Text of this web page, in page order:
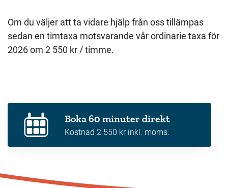
Om du väljer att ta vidare hjälp från oss tillämpas
sedan en timtaxa motsvarande vår ordinarie taxa för
2026 om 2 550 kr / timme.
Boka 60 minuter direkt
Kostnad 2 550 kr inkl. moms.